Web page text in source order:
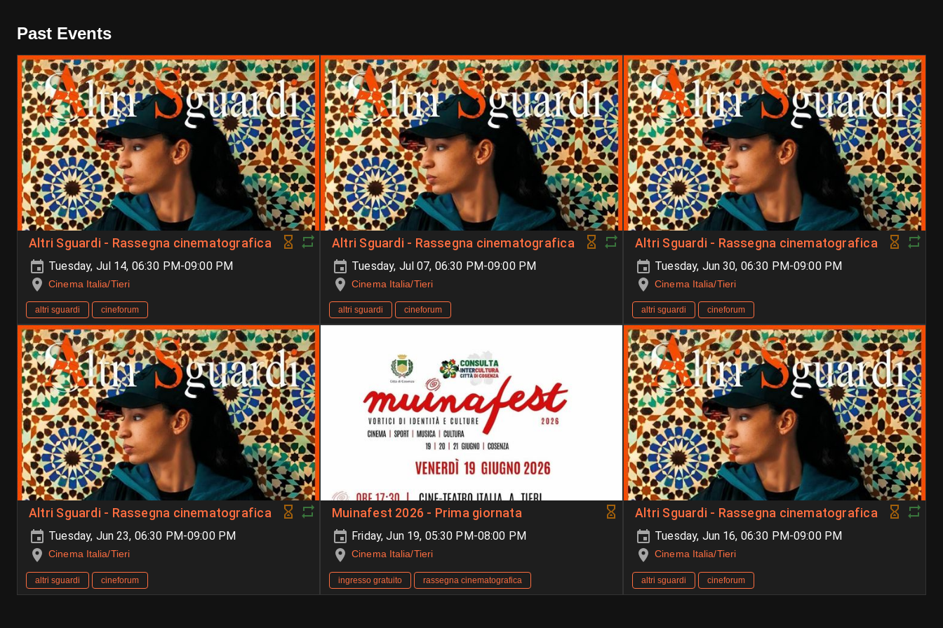
Past Events
Altri Sguardi - Rassegna cinematografica
Tuesday, Jul 14, 06:30 PM-09:00 PM
Cinema Italia/Tieri
altri sguardi cineforum
Altri Sguardi - Rassegna cinematografica
Tuesday, Jul 07, 06:30 PM-09:00 PM
Cinema Italia/Tieri
altri sguardi cineforum
Altri Sguardi - Rassegna cinematografica
Tuesday, Jun 30, 06:30 PM-09:00 PM
Cinema Italia/Tieri
altri sguardi cineforum
Altri Sguardi - Rassegna cinematografica
Tuesday, Jun 23, 06:30 PM-09:00 PM
Cinema Italia/Tieri
altri sguardi cineforum
Muinafest 2026 - Prima giornata
Friday, Jun 19, 05:30 PM-08:00 PM
Cinema Italia/Tieri
ingresso gratuito rassegna cinematografica
Altri Sguardi - Rassegna cinematografica
Tuesday, Jun 16, 06:30 PM-09:00 PM
Cinema Italia/Tieri
altri sguardi cineforum